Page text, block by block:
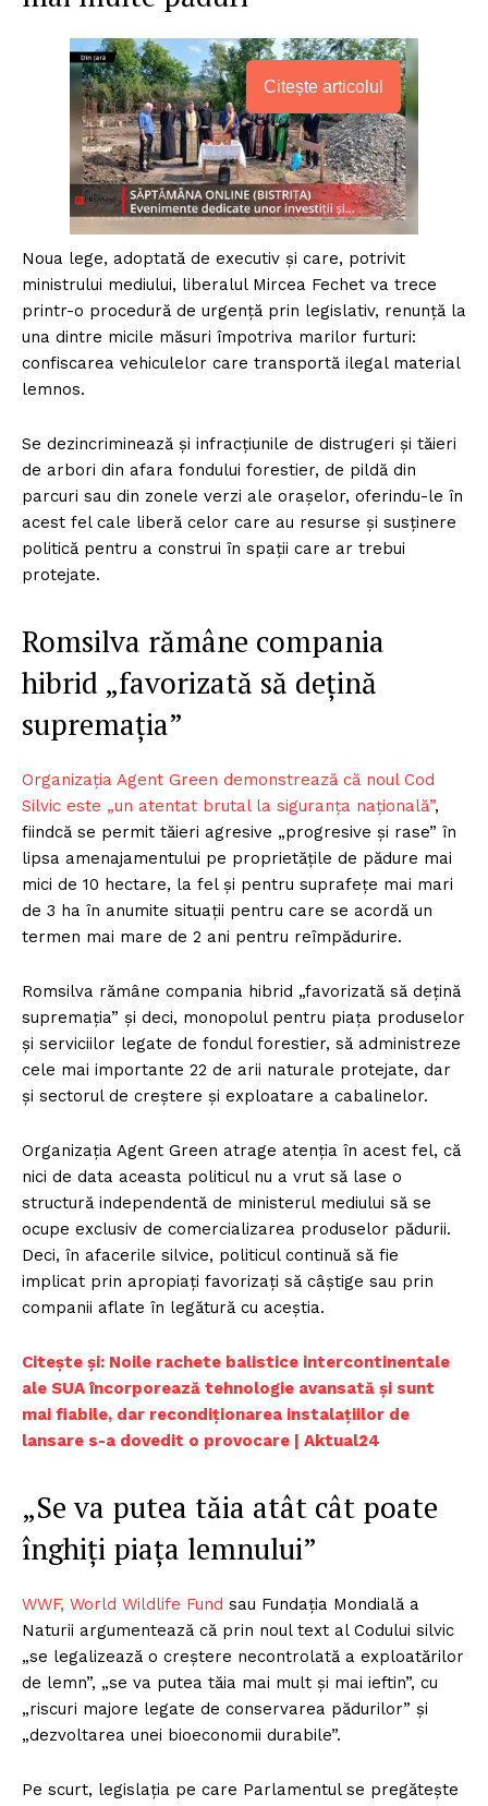
Citește articolul
Noua lege, adoptată de executiv și care, potrivit
ministrului mediului, liberalul Mircea Fechet va trece
printr-o procedură de urgență prin legislativ, renunță la
una dintre micile măsuri împotriva marilor furturi:
confiscarea vehiculelor care transportă ilegal material
lemnos.
Se dezincriminează și infracțiunile de distrugeri și tăieri
de arbori din afara fondului forestier, de pildă din
parcuri sau din zonele verzi ale orașelor, oferindu-le în
acest fel cale liberă celor care au resurse și susținere
politică pentru a construi în spații care ar trebui
protejate.
Romsilva rămâne compania
hibrid „favorizată să dețină
supremația”
Organizația Agent Green demonstrează că noul Cod
Silvic este „un atentat brutal la siguranța națională”,
fiindcă se permit tăieri agresive „progresive și rase” în
lipsa amenajamentului pe proprietățile de pădure mai
mici de 10 hectare, la fel și pentru suprafețe mai mari
de 3 ha în anumite situaţii pentru care se acordă un
termen mai mare de 2 ani pentru reîmpădurire.
Romsilva rămâne compania hibrid „favorizată să dețină
supremația” și deci, monopolul pentru piața produselor
și serviciilor legate de fondul forestier, să administreze
cele mai importante 22 de arii naturale protejate, dar
și sectorul de creștere și exploatare a cabalinelor.
Organizația Agent Green atrage atenția în acest fel, că
nici de data aceasta politicul nu a vrut să lase o
structură independentă de ministerul mediului să se
ocupe exclusiv de comercializarea produselor pădurii.
Deci, în afacerile silvice, politicul continuă să fie
implicat prin apropiați favorizați să câștige sau prin
companii aflate în legătură cu aceștia.
Citește și: Noile rachete balistice intercontinentale
ale SUA încorporează tehnologie avansată și sunt
mai fiabile, dar recondiționarea instalațiilor de
lansare s-a dovedit o provocare | Aktual24
„Se va putea tăia atât cât poate
înghiți piața lemnului”
WWF, World Wildlife Fund sau Fundația Mondială a
Naturii argumentează că prin noul text al Codului silvic
„se legalizează o creștere necontrolată a exploatărilor
de lemn”, „se va putea tăia mai mult și mai ieftin”, cu
„riscuri majore legate de conservarea pădurilor” și
„dezvoltarea unei bioeconomii durabile”.
Pe scurt, legislația pe care Parlamentul se pregătește